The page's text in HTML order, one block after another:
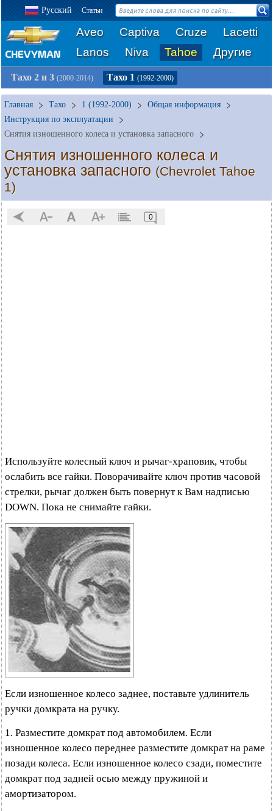
Русский Статьи
Aveo Captiva Cruze
Lacetti
Lanos
Niva Tahoe Другие
Тахо 2 и 3 (2000-2014) Тахо 1 (1992-2000)
Главная Тахо 1 (1992-2000)
Общая информация
Инструкция по эксплуатации
Снятия изношенного колеса и установка запасного
Снятия изношенного колеса и
установка запасного (Chevrolet Tahoe
1)
0
Используйте колесный ключ и рычаг-храповик, чтобы
ослабить все гайки. Поворачивайте ключ против часовой
стрелки, рычаг должен быть повернут к Вам надписью
DOWN. Пока не снимайте гайки.
Если изношенное колесо заднее, поставьте удлинитель
ручки домкрата на ручку.
1. Разместите домкрат под автомобилем. Если
изношенное колесо переднее разместите домкрат на раме
позади колеса. Если изношенное колесо сзади, поместите
домкрат под задней осью между пружиной и
амортизатором.